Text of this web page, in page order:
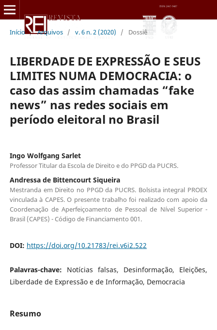
Início / Arquivos / v. 6 n. 2 (2020) / Dossiê
LIBERDADE DE EXPRESSÃO E SEUS
LIMITES NUMA DEMOCRACIA: o
caso das assim chamadas “fake
news” nas redes sociais em
período eleitoral no Brasil
Ingo Wolfgang Sarlet
Professor Titular da Escola de Direito e do PPGD da PUCRS.
Andressa de Bittencourt Siqueira
Mestranda em Direito no PPGD da PUCRS. Bolsista integral PROEX
vinculada à CAPES. O presente trabalho foi realizado com apoio da
Coordenação de Aperfeiçoamento de Pessoal de Nível Superior -
Brasil (CAPES) - Código de Financiamento 001.
DOI: https://doi.org/10.21783/rei.v6i2.522
Palavras-chave: Notícias falsas, Desinformação, Eleições,
Liberdade de Expressão e de Informação, Democracia
Resumo